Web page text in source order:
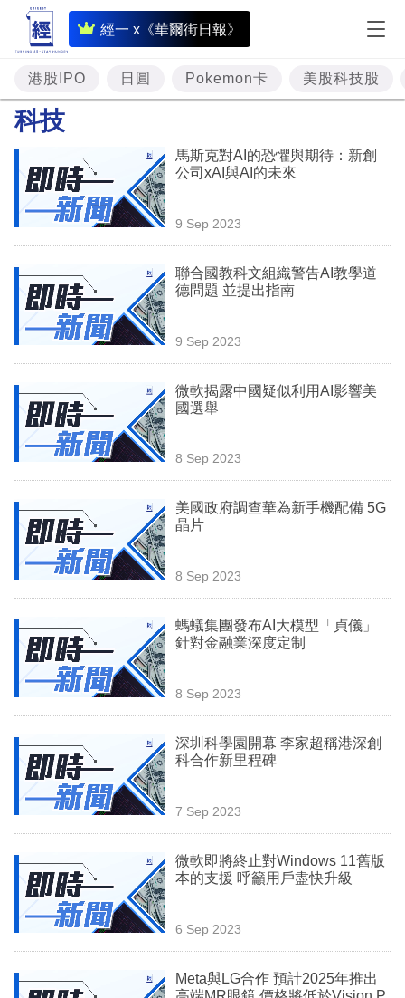
經一 x《華爾街日報》
即
時
財
經
投
資
理
業
科
技
場
生
時
事
訂
閱
港股IPO 日圓 Pokemon卡 美股科技股
科技
馬斯克對AI的恐懼與期待：新創
公司xAI與AI的未來
9 Sep 2023
聯合國教科文組織警告AI教學道
德問題 並提出指南
9 Sep 2023
微軟揭露中國疑似利用AI影響美
國選舉
8 Sep 2023
美國政府調查華為新手機配備 5G
晶片
8 Sep 2023
螞蟻集團發布AI大模型「貞儀」
針對金融業深度定制
8 Sep 2023
深圳科學園開幕 李家超稱港深創
科合作新里程碑
7 Sep 2023
微軟即將終止對Windows 11舊版
本的支援 呼籲用戶盡快升級
6 Sep 2023
Meta與LG合作 預計2025年推出